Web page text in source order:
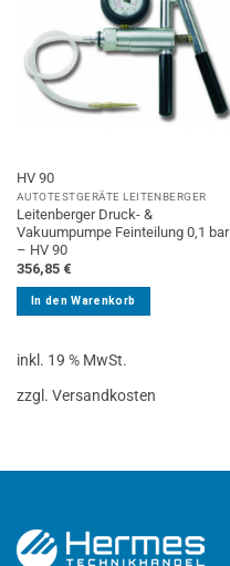
HV 90
AUTOTESTGERÄTE LEITENBERGER
Leitenberger Druck- &
Vakuumpumpe Feinteilung 0,1 bar
– HV 90
356,85 €
In den Warenkorb
inkl. 19 % MwSt.
zzgl. Versandkosten